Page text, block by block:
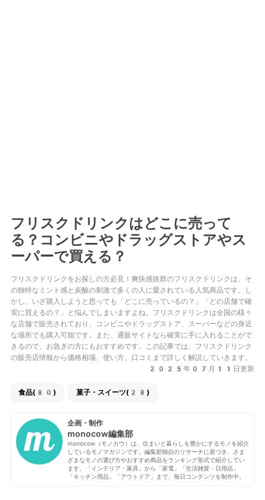
フリスクドリンクはどこに売って
る？コンビニやドラッグストアやス
ーパーで買える？
フリスクドリンクをお探しの方必見！爽快感抜群のフリスクドリンクは、そ
の独特なミント感と炭酸の刺激で多くの人に愛されている人気商品です。し
かし、いざ購入しようと思っても「どこに売っているの？」「どの店舗で確
実に買えるの？」と悩んでしまいますよね。フリスクドリンクは全国の様々
な店舗で販売されており、コンビニやドラッグストア、スーパーなどの身近
な場所でも購入可能です。また、通販サイトなら確実に手に入れることがで
きるので、お急ぎの方にもおすすめです。この記事では、フリスクドリンク
の販売店情報から価格相場、使い方、口コミまで詳しく解説していきます。
2025年07月11日更新
食品(80) 菓子・スイーツ(28)
企画・制作
monocow編集部
monocow（モノカウ）は、住まいと暮らしを豊かにするモノを紹介
しているモノマガジンです。編集部独自のリサーチに基づき、さま
ざまなモノの選び方やおすすめ商品をランキング形式で紹介してい
ます。「インテリア・家具」から「家電」「生活雑貨・日用品」
「キッチン用品」「アウトドア」まで、毎日コンテンツを制作中。